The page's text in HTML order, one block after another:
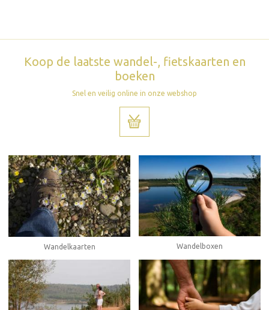
Koop de laatste wandel-, fietskaarten en
boeken
Snel en veilig online in onze webshop
Wandelkaarten Wandelboxen